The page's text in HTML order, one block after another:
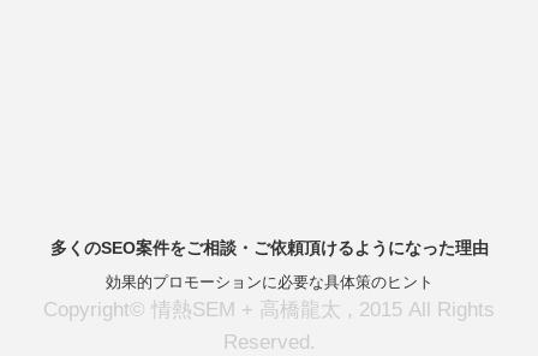
多くのSEO案件をご相談・ご依頼頂けるようになった理由
効果的プロモーションに必要な具体策のヒント
Copyright© 情熱SEM + 高橋龍太 , 2015 All Rights
Reserved.